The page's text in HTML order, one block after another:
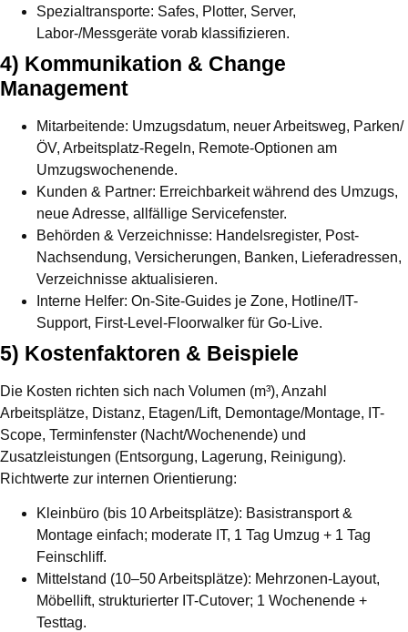
Spezialtransporte: Safes, Plotter, Server,
Labor-/Messgeräte vorab klassifizieren.
4) Kommunikation & Change
Management
Mitarbeitende: Umzugsdatum, neuer Arbeitsweg, Parken/
ÖV, Arbeitsplatz-Regeln, Remote-Optionen am
Umzugswochenende.
Kunden & Partner: Erreichbarkeit während des Umzugs,
neue Adresse, allfällige Servicefenster.
Behörden & Verzeichnisse: Handelsregister, Post-
Nachsendung, Versicherungen, Banken, Lieferadressen,
Verzeichnisse aktualisieren.
Interne Helfer: On-Site-Guides je Zone, Hotline/IT-
Support, First-Level-Floorwalker für Go-Live.
5) Kostenfaktoren & Beispiele
Die Kosten richten sich nach Volumen (m³), Anzahl
Arbeitsplätze, Distanz, Etagen/Lift, Demontage/Montage, IT-
Scope, Terminfenster (Nacht/Wochenende) und
Zusatzleistungen (Entsorgung, Lagerung, Reinigung).
Richtwerte zur internen Orientierung:
Kleinbüro (bis 10 Arbeitsplätze): Basistransport &
Montage einfach; moderate IT, 1 Tag Umzug + 1 Tag
Feinschliff.
Mittelstand (10–50 Arbeitsplätze): Mehrzonen-Layout,
Möbellift, strukturierter IT-Cutover; 1 Wochenende +
Testtag.